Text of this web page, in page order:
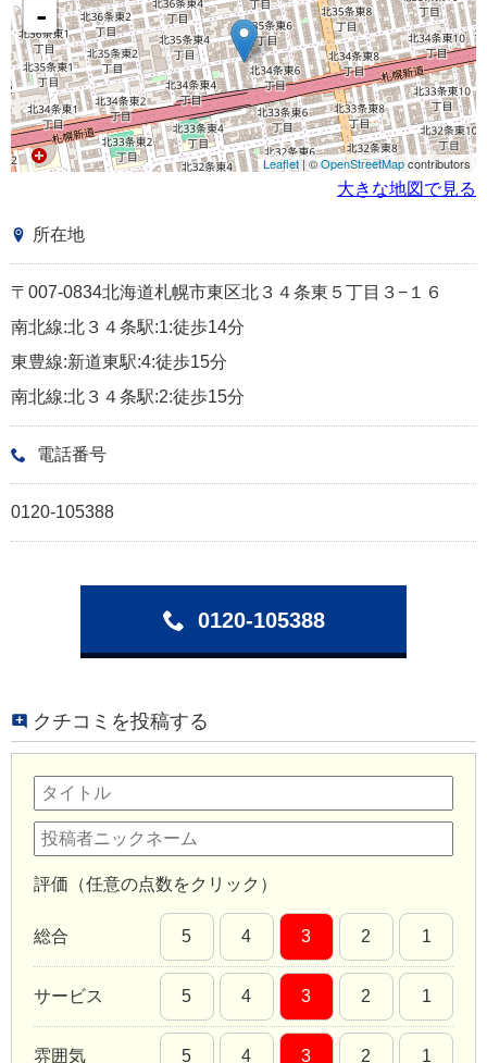
-
Leaflet | ©OpenStreetMapcontributors
大きな地図で見る
所在地
〒007-0834北海道札幌市東区北３４条東５丁目３−１６
南北線:北３４条駅:1:徒歩14分
東豊線:新道東駅:4:徒歩15分
南北線:北３４条駅:2:徒歩15分
電話番号
0120-105388
0120-105388
クチコミを投稿する
評価（任意の点数をクリック）
総合 5 4 3 2 1
サービス 5 4 3 2 1
雰囲気 5 4 3 2 1